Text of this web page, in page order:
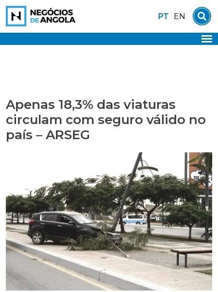
Skip
content
PT EN
Apenas 18,3% das viaturas
circulam com seguro válido no
país – ARSEG